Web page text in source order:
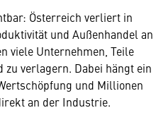
Österreich verliert in
und Außenhandel an
viele Unternehmen, Teile
verlagern. Dabei hängt ein
und Millionen
an der Industrie.